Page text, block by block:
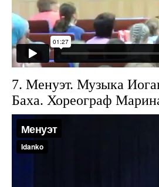
7. Менуэт. Музыка
Баха. Хореограф